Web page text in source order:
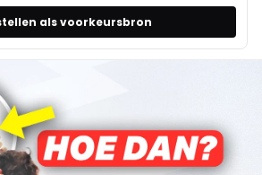
als voorkeursbron